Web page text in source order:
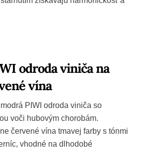
odroda viniča na
vína
PIWI odroda viniča so
voči hubovým chorobám.
červené vína tmavej farby s tónmi
vhodné na dlhodobé